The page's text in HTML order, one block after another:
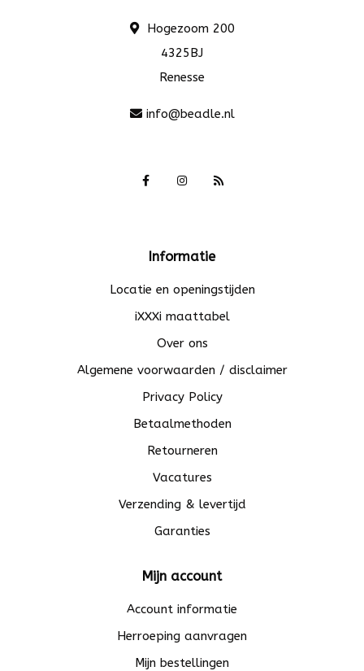
Hogezoom 200
4325BJ
Renesse
info@beadle.nl
Informatie
Locatie en openingstijden
iXXXi maattabel
Over ons
Algemene voorwaarden / disclaimer
Privacy Policy
Betaalmethoden
Retourneren
Vacatures
Verzending & levertijd
Garanties
Mijn account
Account informatie
Herroeping aanvragen
Mijn bestellingen